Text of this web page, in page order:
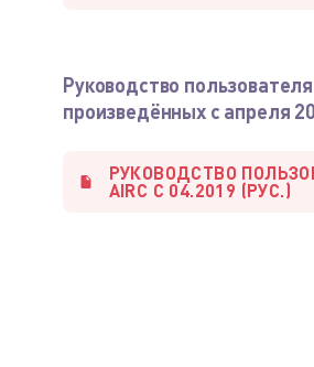
Руководство
произведённых с апреля
РУКОВОДСТВО
AIRC С 04.2019 (РУС.)